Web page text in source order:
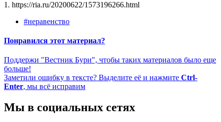
1. https://ria.ru/20200622/1573196266.html
#неравенство
Понравился этот материал?
Поддержи "Вестник Бури", чтобы таких материалов было еще
больше!
Заметили ошибку в тексте? Выделите её и нажмите Ctrl-
Enter, мы всё исправим
Мы в социальных сетях